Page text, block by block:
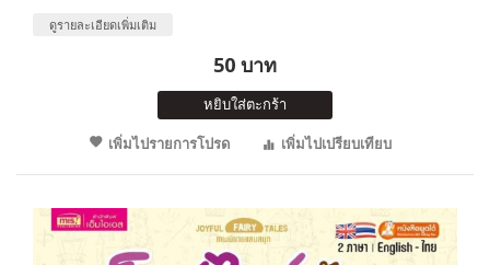
ดูรายละเอียดเพิ่มเติม
50 บาท
หยิบใส่ตะกร้า
เพิ่มไปรายการโปรด
เพิ่มไปเปรียบเทียบ